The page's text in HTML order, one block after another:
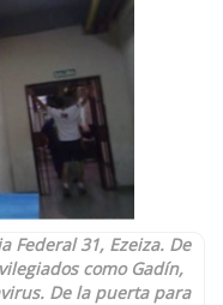
Federal 31, Ezeiza. De
como Gadín,
De la puerta para